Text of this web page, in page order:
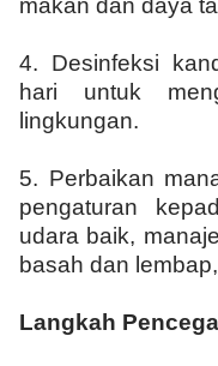
makan dan daya
4. Desinfeksi
hari untuk
lingkungan.
5. Perbaikan
pengaturan
udara baik,
basah dan
Langkah